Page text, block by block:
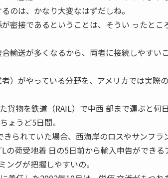
のは、かなり大変なはずだしね。
密接であるということは、そうい ったとこ
輸送が多くなるから、両者に接続しやすい
）がやっている分野を、アメリカでは実際
貨物を鉄道（RAIL）で中西 部まで運ぶと何
ょうど5日間。
られていた場合、西海岸のロスやサンフラ
の荷受地着 日の5日前から輸入申告ができ
ングが把握しやすいの。